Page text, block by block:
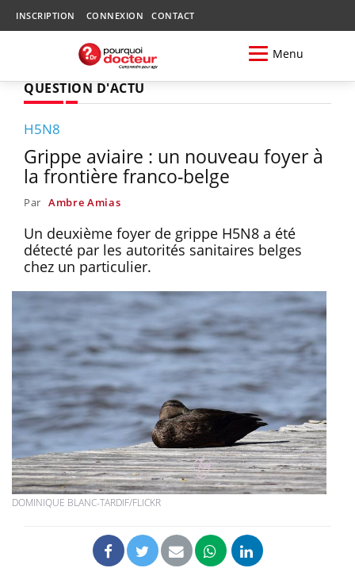
INSCRIPTION CONNEXION CONTACT
Menu
QUESTION D'ACTU
H5N8
Grippe aviaire : un nouveau foyer à
la frontière franco-belge
Par Ambre Amias
Un deuxième foyer de grippe H5N8 a été
détecté par les autorités sanitaires belges
chez un particulier.
DOMINIQUE BLANC-TARDIF/FLICKR